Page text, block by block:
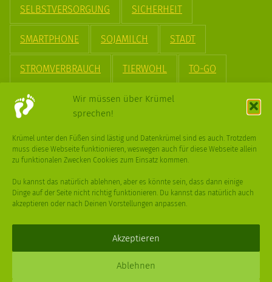
Wir müssen über Krümel
sprechen!
Krümel unter den Füßen sind lästig und Datenkrümel sind es auch. Trotzdem
muss diese Webseite funktionieren, weswegen auch für diese Webseite allein
zu funktionalen Zwecken Cookies zum Einsatz kommen.
Du kannst das natürlich ablehnen, aber es könnte sein, dass dann einige
Dinge auf der Seite nicht richtig funktionieren. Du kannst das natürlich auch
akzeptieren oder nach Deinen Vorstellungen anpassen.
Akzeptieren
Ablehnen
SELBSTVERSORGUNG SICHERHEIT
SMARTPHONE SOJAMILCH STADT
STROMVERBRAUCH TIERWOHL TO-GO
TREND UPCYCLING VEGAN
WEIHNACHTSBAUM WINTER
XPDT : Marken & Kommunikation